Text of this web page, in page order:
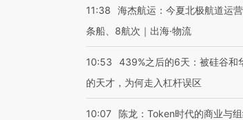
11:38
海杰航运：今夏北极航道运
条船、8航次｜出海·物流
10:53
439%之后的6天：被硅谷和
的天才，为何走入杠杆误区
10:07 陈龙：Token时代的商业与